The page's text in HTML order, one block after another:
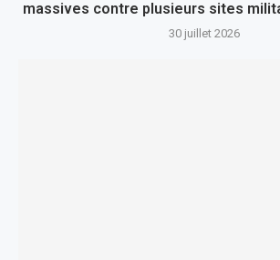
massives contre plusieurs sites
30 juillet 2026